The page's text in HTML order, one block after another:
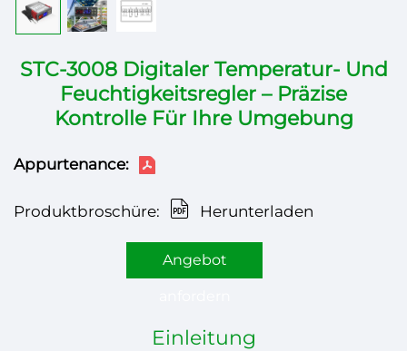
STC-3008 Digitaler Temperatur- Und
Feuchtigkeitsregler – Präzise
Kontrolle Für Ihre Umgebung
Appurtenance:
Produktbroschüre: Herunterladen
Angebot
Einleitung